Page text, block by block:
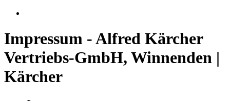
Impressum - Alfred Kärcher
Vertriebs-GmbH, Winnenden |
Kärcher